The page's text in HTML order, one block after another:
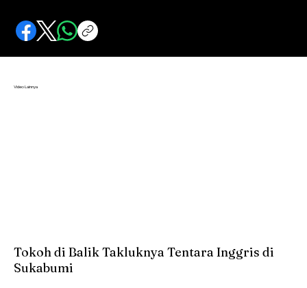
Video Lainnya
Tokoh di Balik Takluknya Tentara Inggris di
Sukabumi